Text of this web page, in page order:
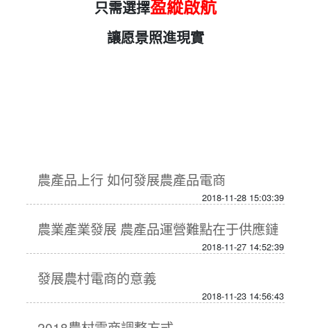
只需選擇盈縱啟航
讓愿景照進現實
農產品上行 如何發展農產品電商
2018-11-28 15:03:39
農業產業發展 農產品運營難點在于供應鏈
2018-11-27 14:52:39
發展農村電商的意義
2018-11-23 14:56:43